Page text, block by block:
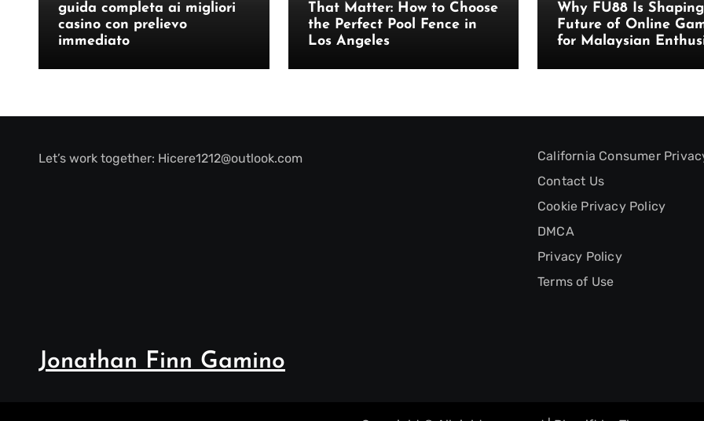
guida completa ai migliori
casino con prelievo
immediato
That Matter: How to Choose
the Perfect Pool Fence in
Los Angeles
Why FU88 Is
Future of Online
for Malaysian
Let’s work together: Hicere1212@outlook.com
California Consumer
Contact Us
Cookie Privacy Policy
DMCA
Privacy Policy
Terms of Use
Jonathan Finn Gamino